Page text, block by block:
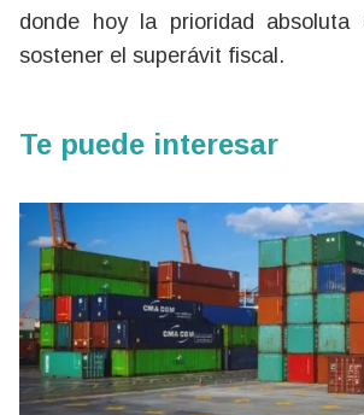
donde hoy la prioridad absoluta
sostener el superávit fiscal.
Te puede interesar